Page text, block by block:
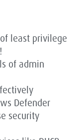
least privilege
of admin
Defender
security